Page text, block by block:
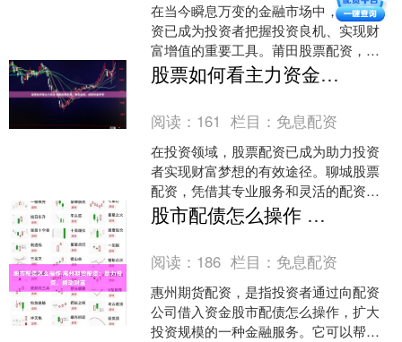
在当今瞬息万变的金融市场中，股票配
资已成为投资者把握投资良机、实现财
富增值的重要工具。莆田股票配资，凭
借其专业性、安全性、灵活性，为投资
者提供了一条便捷高效的投....
股票如何看主力资金 聊城股票配资：助您投资，成就财富梦想
阅读： 161 栏目： 免息配资
在投资领域，股票配资已成为助力投资
者实现财富梦想的有效途径。聊城股票
配资，凭借其专业服务和灵活的配资方
案，为投资者提供了绝佳的投资机会。
股票配资会放大投资者的....
股市配债怎么操作 惠州期货配资：助力投资，撬动财富
阅读： 186 栏目： 免息配资
惠州期货配资，是指投资者通过向配资
公司借入资金股市配债怎么操作，扩大
投资规模的一种金融服务。它可以帮助